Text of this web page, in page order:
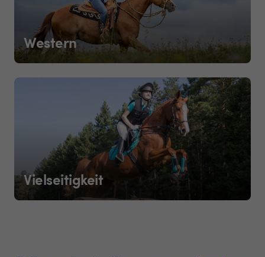
Western
Vielseitigkeit